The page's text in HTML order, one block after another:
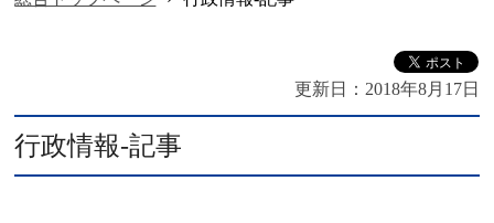
更新日： 2018年8月17日
行政情報-記事